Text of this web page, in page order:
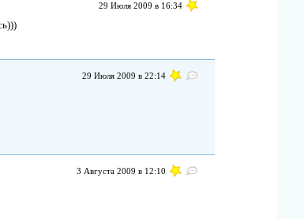
29 Июля 2009 в 16:34
29 Июля 2009 в 22:14
3 Августа 2009 в 12:10